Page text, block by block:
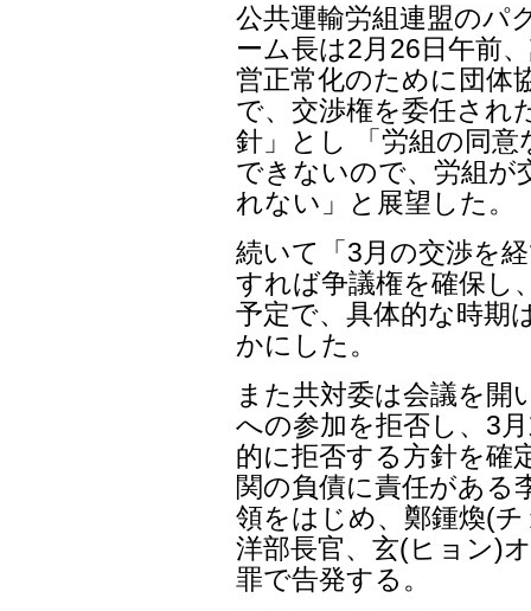
公共運輸労組連盟のパ
ーム長は2月26日午前
営正常化のために団体
で、交渉権を委任され
針」とし 「労組の同
できないので、労組が
れない」と展望した。
続いて「3月の交渉を
すれば争議権を確保し
予定で、具体的な時期
かにした。
また共対委は会議を開
への参加を拒否し、3
的に拒否する方針を確
関の負債に責任がある
領をはじめ、鄭鍾煥(
洋部長官、玄(ヒョン)
罪で告発する。